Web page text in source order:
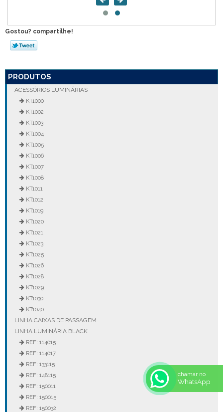
Gostou? compartilhe!
PRODUTOS
ACESSÓRIOS LUMINÁRIAS
KT1000
KT1002
KT1003
KT1004
KT1005
KT1006
KT1007
KT1008
KT1011
KT1012
KT1019
KT1020
KT1021
KT1023
KT1025
KT1026
KT1028
KT1029
KT1030
KT1040
LINHA CAIXAS DE PASSAGEM
LINHA LUMINÁRIA BLACK
REF: 114015
REF: 114017
REF: 133115
REF: 148115
REF: 150011
REF: 150015
REF: 150032
chamar no
WhatsApp